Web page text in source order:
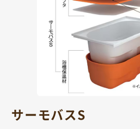
サーモバスS